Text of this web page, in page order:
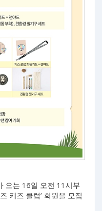
오는 16일 오전 11시부
키즈 클럽’ 회원을 모집